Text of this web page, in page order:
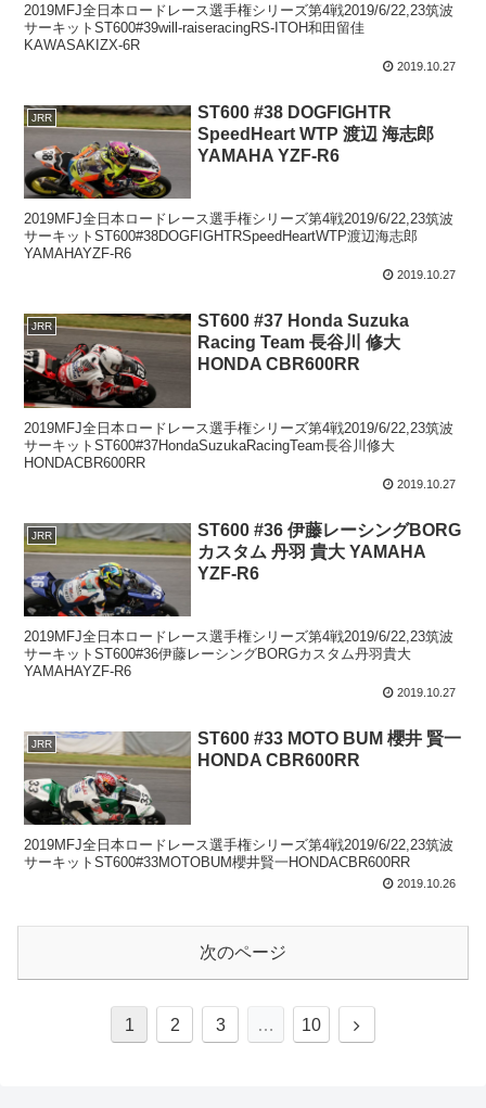
2019MFJ全日本ロードレース選手権シリーズ第4戦2019/6/22,23筑波
サーキットST600#39will-raiseracingRS-ITOH和田留佳
KAWASAKIZX-6R
2019.10.27
JRR
ST600 #38 DOGFIGHTR
SpeedHeart WTP 渡辺 海志郎
YAMAHA YZF-R6
2019MFJ全日本ロードレース選手権シリーズ第4戦2019/6/22,23筑波
サーキットST600#38DOGFIGHTRSpeedHeartWTP渡辺海志郎
YAMAHAYZF-R6
2019.10.27
JRR
ST600 #37 Honda Suzuka
Racing Team 長谷川 修大
HONDA CBR600RR
2019MFJ全日本ロードレース選手権シリーズ第4戦2019/6/22,23筑波
サーキットST600#37HondaSuzukaRacingTeam長谷川修大
HONDACBR600RR
2019.10.27
JRR
ST600 #36 伊藤レーシングBORG
カスタム 丹羽 貴大 YAMAHA
YZF-R6
2019MFJ全日本ロードレース選手権シリーズ第4戦2019/6/22,23筑波
サーキットST600#36伊藤レーシングBORGカスタム丹羽貴大
YAMAHAYZF-R6
2019.10.27
JRR
ST600 #33 MOTO BUM 櫻井 賢一
HONDA CBR600RR
2019MFJ全日本ロードレース選手権シリーズ第4戦2019/6/22,23筑波
サーキットST600#33MOTOBUM櫻井賢一HONDACBR600RR
2019.10.26
次のページ
1 2 3 … 10
次